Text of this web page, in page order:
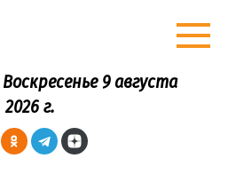
Воскресенье 9 августа
2026 г.